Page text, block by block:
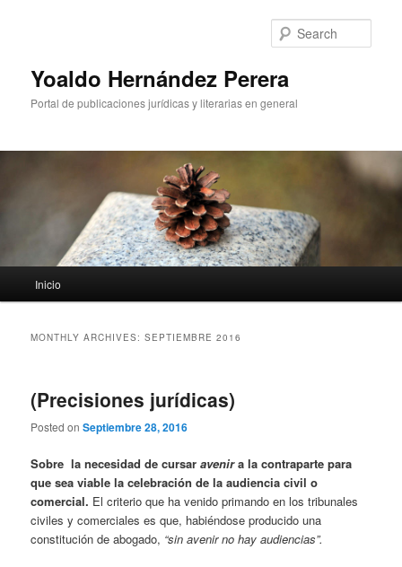
Yoaldo Hernández Perera
Portal de publicaciones jurídicas y literarias en general
Skip to primary content
Skip to secondary content
Inicio
MONTHLY ARCHIVES:SEPTIEMBRE 2016
(Precisiones jurídicas)
Posted onSeptiembre 28, 2016
Sobre la necesidad de cursaravenira la contraparte para
que sea viable la celebración de la audiencia civil o
comercial. El criterio que ha venido primando en los tribunales
civiles y comerciales es que, habiéndose producido una
constitución de abogado, “sin avenir no hay audiencias”.